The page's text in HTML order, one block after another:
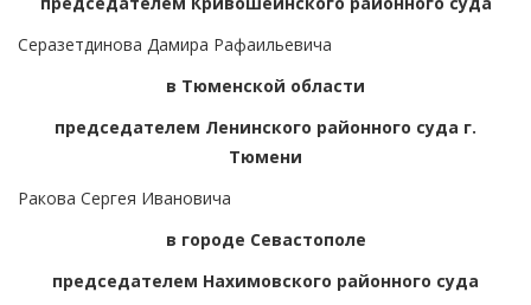
Серазетдинова Дамира Рафаильевича
в Тюменской области
председателем Ленинского районного суда г.
Тюмени
Ракова Сергея Ивановича
в городе Севастополе
председателем Нахимовского районного суда